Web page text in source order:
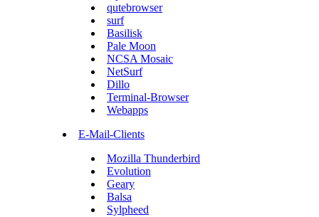
qutebrowser
surf
Basilisk
Pale Moon
NCSA Mosaic
NetSurf
Dillo
Terminal-Browser
Webapps
E-Mail-Clients
Mozilla Thunderbird
Evolution
Geary
Balsa
Sylpheed